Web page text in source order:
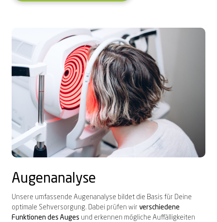
Augenanalyse
Unsere umfassende Augenanalyse bildet die Basis für Deine
optimale Sehversorgung. Dabei prüfen wir verschiedene
Funktionen des Auges und erkennen mögliche Auffälligkeiten